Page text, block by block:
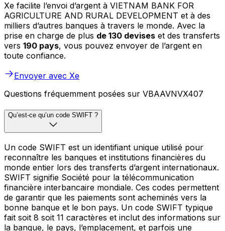
Xe facilite l’envoi d’argent à VIETNAM BANK FOR
AGRICULTURE AND RURAL DEVELOPMENT et à des
milliers d’autres banques à travers le monde. Avec la
prise en charge de plus de 130 devises et des transferts
vers 190 pays, vous pouvez envoyer de l’argent en
toute confiance.
Envoyer avec Xe
Questions fréquemment posées sur VBAAVNVX407
Qu’est-ce qu’un code SWIFT ?
Un code SWIFT est un identifiant unique utilisé pour
reconnaître les banques et institutions financières du
monde entier lors des transferts d’argent internationaux.
SWIFT signifie Société pour la télécommunication
financière interbancaire mondiale. Ces codes permettent
de garantir que les paiements sont acheminés vers la
bonne banque et le bon pays. Un code SWIFT typique
fait soit 8 soit 11 caractères et inclut des informations sur
la banque, le pays, l’emplacement, et parfois une